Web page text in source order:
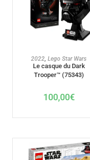
AJOUTER AU PANIER
2022, Lego Star Wars
Le casque du Dark
Trooper™ (75343)
100,00€